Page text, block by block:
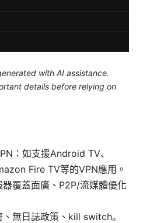
with AI assistance.
details before relying on
：如支援Android TV、
Fire TV等的VPN應用。
覆蓋面廣、P2P/流媒體優化
無日誌政策、kill switch。